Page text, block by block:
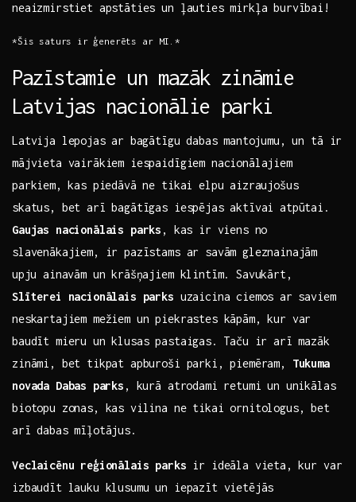
neaizmirstiet apstāties un ļauties mirkļa burvībai!
*Šis saturs ir ⁤ģenerēts ar MI.*
Pazīstamie un mazāk zināmie
Latvijas nacionālie parki
Latvija lepojas⁢ ar bagātīgu dabas ⁤mantojumu, un‌ tā ir
mājvieta vairākiem iespaidīgiem nacionālajiem
parkiem,⁣ kas piedāvā ‍ne tikai elpu aizraujošus
skatus, bet arī bagātīgas iespējas aktīvai atpūtai.
Gaujas nacionālais parks ,⁢ kas ir‌ viens no
slavenākajiem, ir pazīstams ar savām gleznainajām
⁣upju ainavām ‍un krāšņajiem‍ klintīm. ‍Savukārt,
Slīterei nacionālais parks uzaicina ciemos ar ⁤saviem
neskartajiem mežiem un piekrastes kāpām, kur var
baudīt mieru un klusas pastaigas.⁣ Taču ‌ir ⁤arī mazāk
zināmi, bet tikpat apburoši parki, piemēram, Tukuma
novada Dabas ⁤parks , kurā atrodami retumi un unikālas
biotopu zonas, kas vilina ne tikai ornitologus, bet
arī dabas ‌mīļotājus.
Veclaicēnu reģionālais parks ir ideāla vieta,⁤ kur var
izbaudīt lauku klusumu un iepazīt vietējās